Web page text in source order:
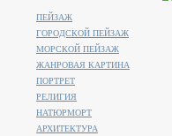
ПЕЙЗАЖ
ГОРОДСКОЙ ПЕЙЗАЖ
МОРСКОЙ ПЕЙЗАЖ
ЖАНРОВАЯ КАРТИНА
ПОРТРЕТ
РЕЛИГИЯ
НАТЮРМОРТ
АРХИТЕКТУРА